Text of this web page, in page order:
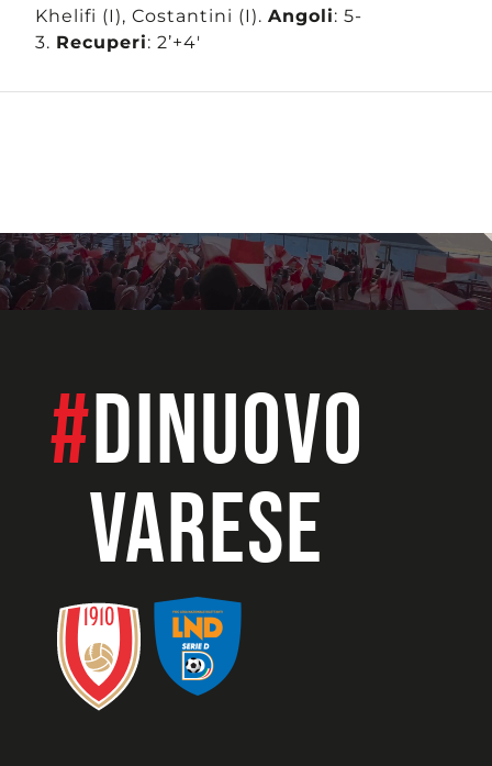
Khelifi (I), Costantini (I). Angoli: 5-
3. Recuperi: 2’+4′
#dinuovo
VARESE